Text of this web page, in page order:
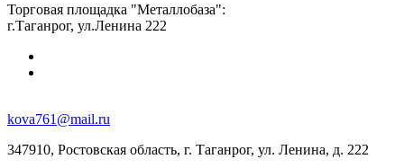
Торговая площадка "Металлобаза":
г.Таганрог, ул.Ленина 222
kova761@mail.ru
347910, Ростовская область, г. Таганрог, ул. Ленина, д. 222